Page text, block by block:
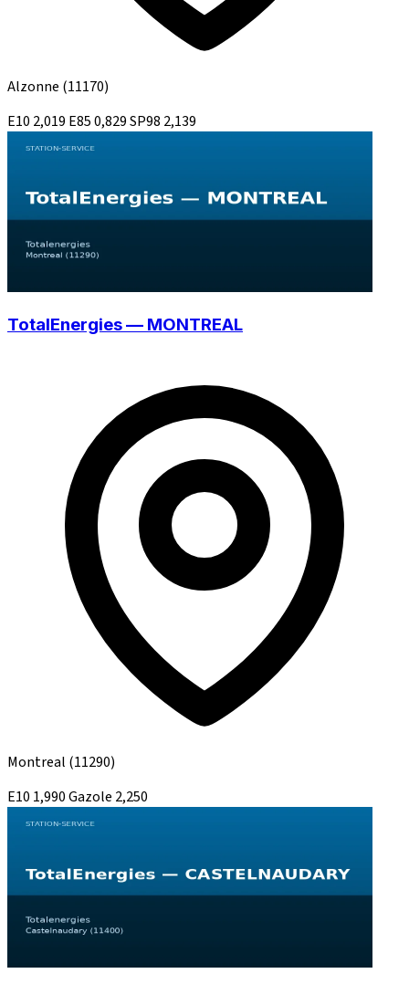
Alzonne (11170)
E10 2,019 E850,829SP98 2,139
TotalEnergies — MONTREAL
Montreal (11290)
E10 1,990Gazole 2,250